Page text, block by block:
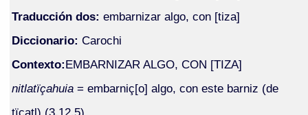
Traducción dos: embarnizar algo, con [tiza]
Diccionario: Carochi
Contexto:EMBARNIZAR ALGO, CON [TIZA]
nitlatïçahuia = embarniç[o] algo, con este barniz (de
tïçatl) (3.12.5)